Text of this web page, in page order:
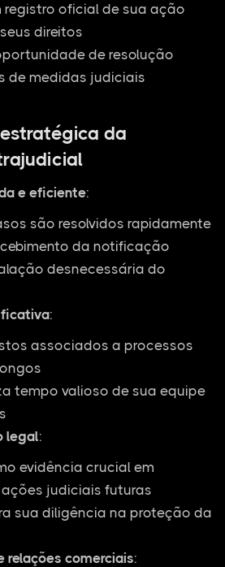
registro oficial de sua ação
direitos
de resolução
de medidas judiciais
da
e eficiente:
são resolvidos rapidamente
da notificação
desnecessária do
:
associados a processos
tempo valioso de sua equipe
legal:
evidência crucial em
judiciais futuras
sua diligência na proteção da
relações comerciais: